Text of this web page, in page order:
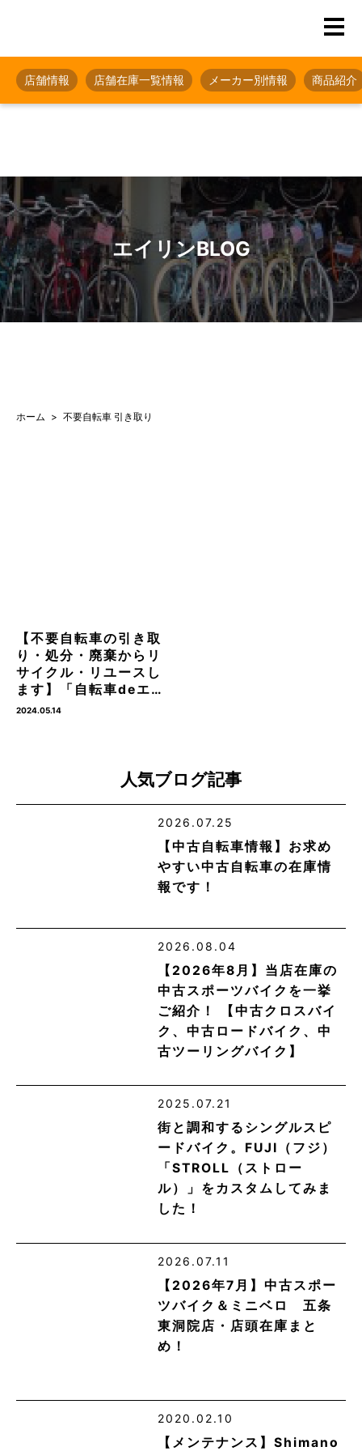
店舗情報 店舗在庫一覧情報 メーカー別情報 商品紹介
エイリンBLOG
ホーム 不要自転車 引き取り
【不要自転車の引き取
り・処分・廃棄からリ
サイクル・リユースし
ます】「自転車deエ…
2024.05.14
人気ブログ記事
2026.07.25
【中古自転車情報】お求め
やすい中古自転車の在庫情
報です！
2026.08.04
【2026年8月】当店在庫の
中古スポーツバイクを一挙
ご紹介！ 【中古クロスバイ
ク、中古ロードバイク、中
古ツーリングバイク】
2025.07.21
街と調和するシングルスピ
ードバイク。FUJI（フジ）
「STROLL（ストロー
ル）」をカスタムしてみま
した！
2026.07.11
【2026年7月】中古スポー
ツバイク＆ミニベロ 五条
東洞院店・店頭在庫まと
め！
2020.02.10
【メンテナンス】Shimano